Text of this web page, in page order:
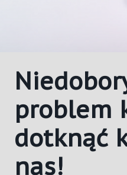
problem
dotknąć
nas!